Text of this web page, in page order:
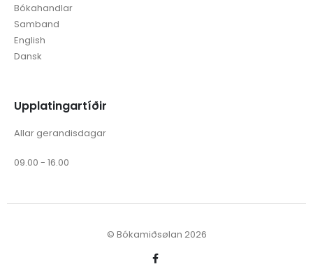
Bókahandlar
Samband
English
Dansk
Upplatingartíðir
Allar gerandisdagar
09.00 - 16.00
© Bókamiðsølan 2026